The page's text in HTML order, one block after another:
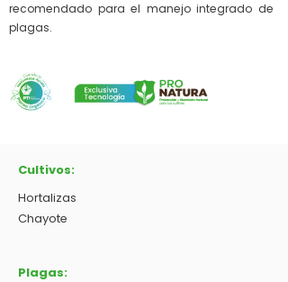
recomendado para el manejo integrado de
plagas.
Cultivos:
Hortalizas
Chayote
Plagas: